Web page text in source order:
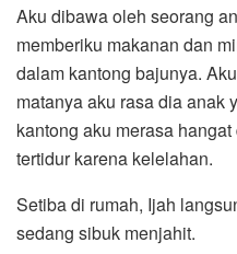
Aku dibawa oleh seorang
memberiku makanan dan
dalam kantong bajunya.
matanya aku rasa dia anak
kantong aku merasa
tertidur karena kelelahan.
Setiba di rumah, Ijah
sedang sibuk menjahit.